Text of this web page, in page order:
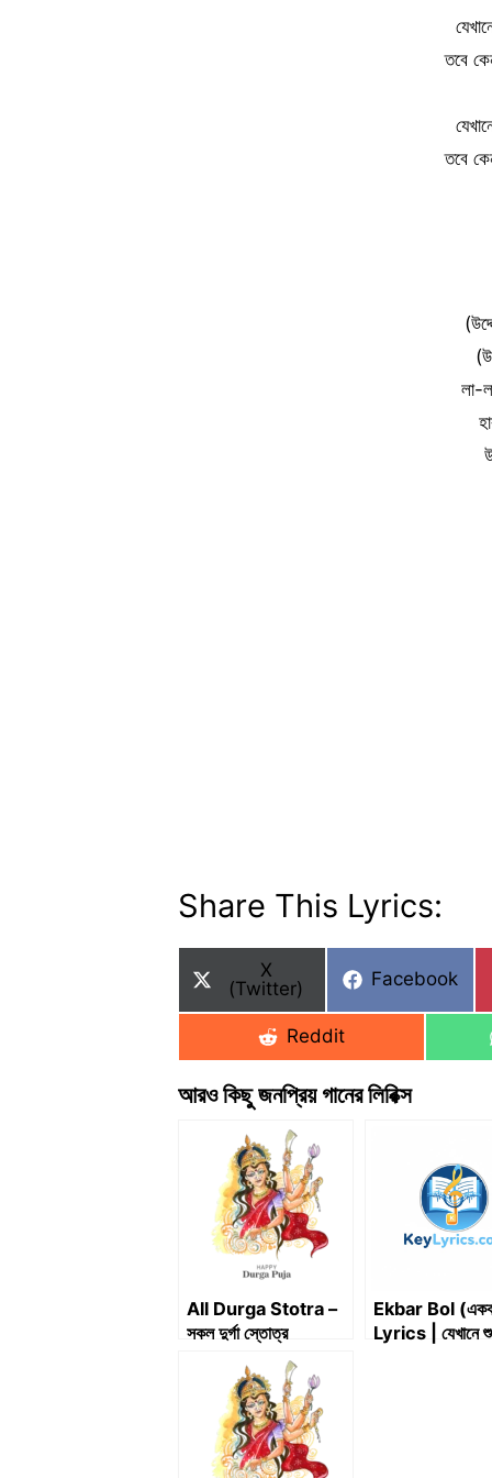
তবে
তবে
লা-
Share This Lyrics:
Share
on
X
(Twitter)
Share
Facebook
Share
Reddit
আরও কিছু জনপ্রিয় গানের লিরিক্স
All Durga Stotra –
সকল দুর্গা স্তোত্র
Ekbar Bol
Lyrics | যেখানে